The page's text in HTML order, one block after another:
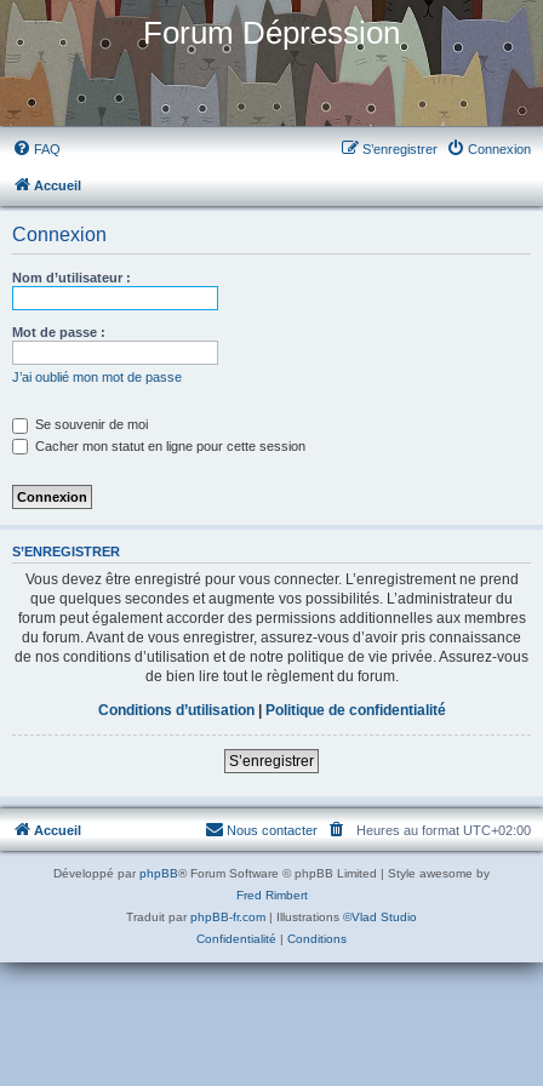
Forum Dépression
FAQ Connexion
S’enregistrer
Accueil
Connexion
Nom d’utilisateur :
Mot de passe :
J’ai oublié mon mot de passe
Se souvenir de moi
Cacher mon statut en ligne pour cette session
S’ENREGISTRER
Vous devez être enregistré pour vous connecter. L’enregistrement ne prend
que quelques secondes et augmente vos possibilités. L’administrateur du
forum peut également accorder des permissions additionnelles aux membres
du forum. Avant de vous enregistrer, assurez-vous d’avoir pris connaissance
de nos conditions d’utilisation et de notre politique de vie privée. Assurez-vous
de bien lire tout le règlement du forum.
Conditions d’utilisation| Politique de confidentialité
S’enregistrer
Accueil Heures au format UTC+02:00
Nous contacter
Développé par phpBB® Forum Software © phpBB Limited | Style awesome by
Fred Rimbert
Traduit par phpBB-fr.com | Illustrations ©Vlad Studio
Confidentialité | Conditions